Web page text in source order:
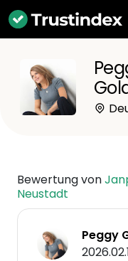
Bewertung von
Neustadt
Peggy